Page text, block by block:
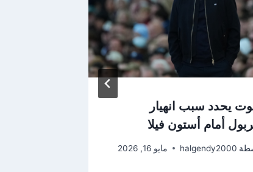
يحدد سبب انهيار
أمام أستون فيلا
halgendy2000 مايو 16, 2026